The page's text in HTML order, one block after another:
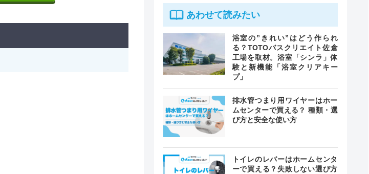
あわせて読みたい
浴室の”きれい”はどう作られ
る？TOTOバスクリエイト佐倉
工場を取材。浴室「シンラ」体
験と新機能「浴室クリアキー
プ」
排水管つまり用ワイヤーはホー
ムセンターで買える？ 種類・選
び方と安全な使い方
トイレのレバーはホームセンタ
ーで買える？失敗しない選び方